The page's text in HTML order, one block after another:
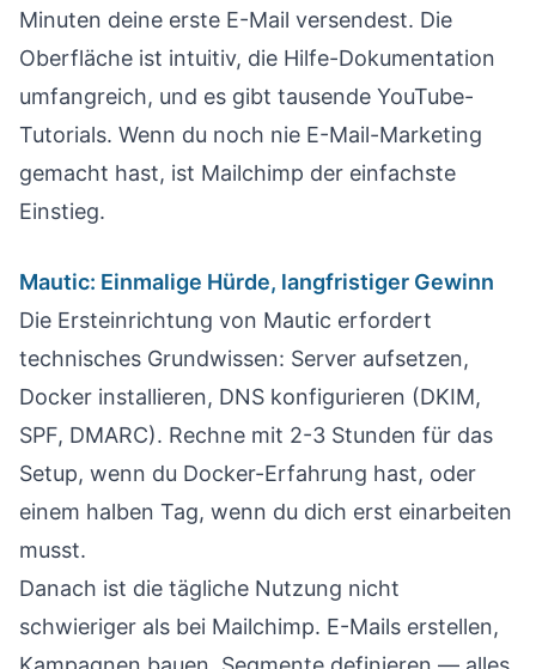
Minuten deine erste E-Mail versendest. Die
Oberfläche ist intuitiv, die Hilfe-Dokumentation
umfangreich, und es gibt tausende YouTube-
Tutorials. Wenn du noch nie E-Mail-Marketing
gemacht hast, ist Mailchimp der einfachste
Einstieg.
Mautic: Einmalige Hürde, langfristiger Gewinn
Die Ersteinrichtung von Mautic erfordert
technisches Grundwissen: Server aufsetzen,
Docker installieren, DNS konfigurieren (DKIM,
SPF, DMARC). Rechne mit 2-3 Stunden für das
Setup, wenn du Docker-Erfahrung hast, oder
einem halben Tag, wenn du dich erst einarbeiten
musst.
Danach ist die tägliche Nutzung nicht
schwieriger als bei Mailchimp. E-Mails erstellen,